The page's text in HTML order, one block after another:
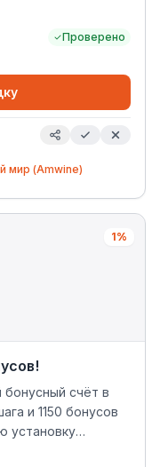
со
АМ», не
суммируется с
Проверено
мир (Amwine)
1%
бонусный счёт в
и 1150 бонусов
установку
карты 2.